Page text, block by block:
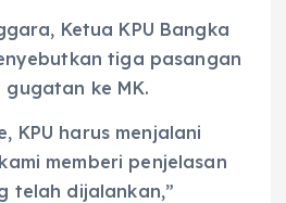
Ketua KPU Bangka
tiga pasangan
ke MK.
KPU harus menjalani
memberi penjelasan
telah dijalankan,”